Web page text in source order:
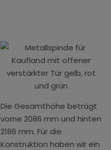
Die Gesamthöhe beträgt
vorne 2086 mm und hinten
2186 mm. Für die
Konstruktion haben wir ein